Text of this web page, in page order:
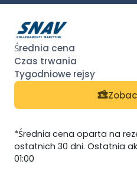
*Średnia cena oparta na
ostatnich 30 dni. Ostatnia
01:00